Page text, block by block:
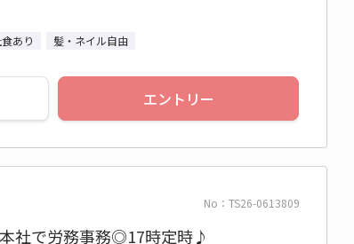
あり 髪・ネイル自由
エントリー
No：TS26-0613809
社で労務事務◎17時定時♪